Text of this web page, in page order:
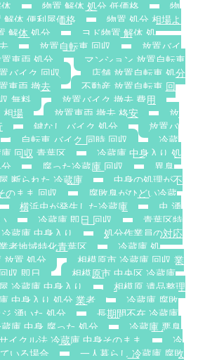
物置 解体 処分 低価格
物
解体 便利屋価格
物置 処分 相場よ
解体 処分
ヨド物置 解体 処
放置自転車 回収
放置バイ
車両 処分
マンション 放置自転車
バイク 回収
店舗 放置自転車 処分
車両 撤去
不動産 放置自転車 回
無料
放置バイク 撤去 費用
相場
放置車両 撤去 格安
放
鍵なし バイク 処分
放置バ
自転車 バイク 同時 回収
冷蔵
回収 青葉区
冷蔵庫 中身入り 処
腐った冷蔵庫 回収
異臭
断られた 冷蔵庫
中身の処理が不
のまま 回収
腐敗臭がひどい冷蔵
横浜虫が発生した冷蔵庫
虫 湧
冷蔵庫 即日 回収
青葉区特
冷蔵庫 中身入り
処分作業員の対応
者地域特化青葉区
冷蔵庫 処
放置 処分
相模原市 冷蔵庫 回収 業
収 即日
相模原市 中央区 冷蔵庫
冷蔵庫 中身入り
相模原 遺品整理
中身入り 処分 業者
冷蔵庫 腐敗
湧いた 処分
長期間不在 冷蔵庫
庫 中身 腐った 処分
冷蔵庫 悪臭
イクル法 冷蔵庫 中身そのまま
冷
いる場合
一人暮らし 冷蔵庫 腐敗